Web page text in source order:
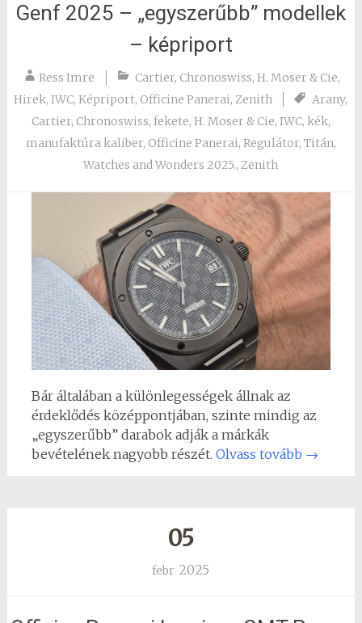
Genf 2025 – „egyszerűbb” modellek
– képriport
Ress Imre Cartier, Chronoswiss,H. Moser & Cie,
Hirek,IWC,Képriport, Officine Panerai,Zenith Arany,
Cartier, Chronoswiss, fekete, H. Moser & Cie, IWC, kék,
manufaktúra kaliber, Officine Panerai, Regulátor, Titán,
Watches and Wonders 2025.,Zenith
Bár általában a különlegességek állnak az
érdeklődés középpontjában, szinte mindig az
„egyszerűbb” darabok adják a márkák
bevételének nagyobb részét. Olvass tovább →
05
febr 2025